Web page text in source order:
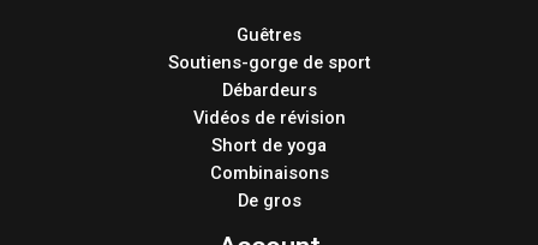
Guêtres
Soutiens-gorge de sport
Débardeurs
Vidéos de révision
Short de yoga
Combinaisons
De gros